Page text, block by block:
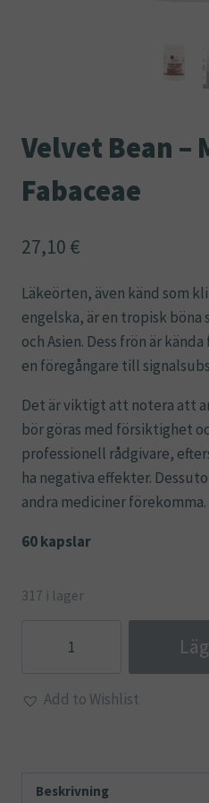
Velvet Bean –
Fabaceae
27,10 €
Läkeörten, även känd som
engelska, är en tropisk
och Asien. Dess frön är
en föregångare till
Det är viktigt att notera att
bör göras med försiktighet
professionell rådgivare,
ha negativa effekter.
andra mediciner förekomma.
60 kapslar
317 i lager
Mucuna
Add to Wishlist
Beskrivning